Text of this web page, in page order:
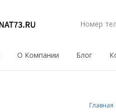
Номер
О Компании Блог
Главная